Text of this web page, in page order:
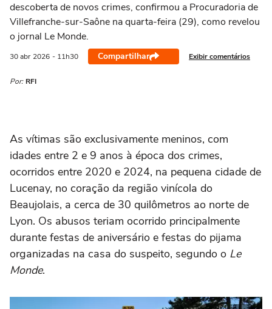
descoberta de novos crimes, confirmou a Procuradoria de
Villefranche-sur-Saône na quarta-feira (29), como revelou
o jornal Le Monde.
30 abr 2026 - 11h30 Compartilhar Exibir comentários
Por: RFI
As vítimas são exclusivamente meninos, com
idades entre 2 e 9 anos à época dos crimes,
ocorridos entre 2020 e 2024, na pequena cidade de
Lucenay, no coração da região vinícola do
Beaujolais, a cerca de 30 quilômetros ao norte de
Lyon. Os abusos teriam ocorrido principalmente
durante festas de aniversário e festas do pijama
organizadas na casa do suspeito, segundo o Le
Monde.